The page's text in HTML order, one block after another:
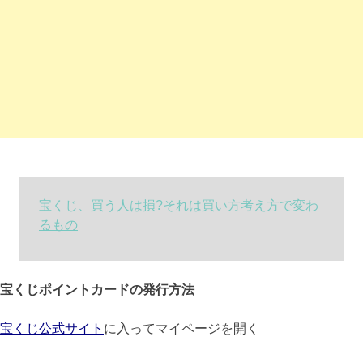
宝くじ、買う人は損?それは買い方考え方で変わ
るもの
宝くじポイントカードの発行方法
宝くじ公式サイト に入ってマイページを開く